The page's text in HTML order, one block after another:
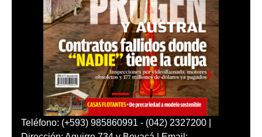
Teléfono: (+593) 985860991 - (042) 2327200 |